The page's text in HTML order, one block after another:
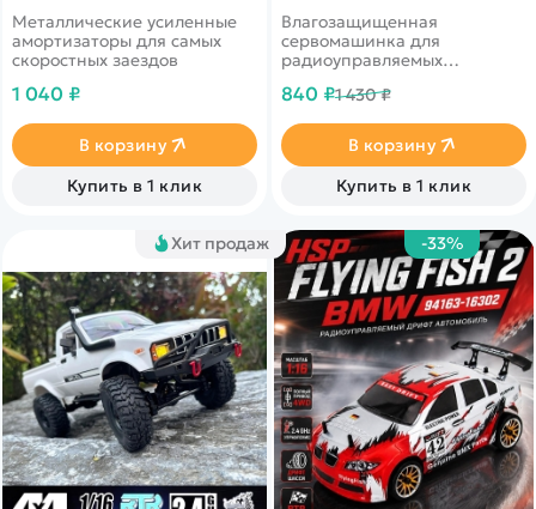
Влагозащищенная
cервомашинка для
радиоуправляемых
масштаба 1/16
840 ₽1 430 ₽
В корзину
Купить в 1 клик
Металлические усиленные
амортизаторы для самых
скоростных заездов
1 040 ₽
В корзину
Купить в 1 клик
Хит продаж -33%